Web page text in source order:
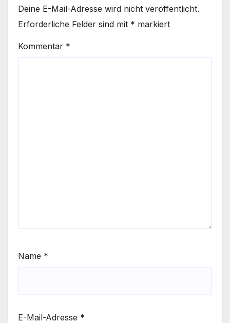
Deine E-Mail-Adresse wird nicht veröffentlicht.
Erforderliche Felder sind mit * markiert
Kommentar *
Name *
E-Mail-Adresse *